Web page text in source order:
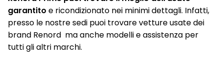
garantito e ricondizionato nei minimi dettagli. Infatti,
presso le nostre sedi puoi trovare vetture usate dei
brand Renord ma anche modelli e assistenza per
tutti gli altri marchi.